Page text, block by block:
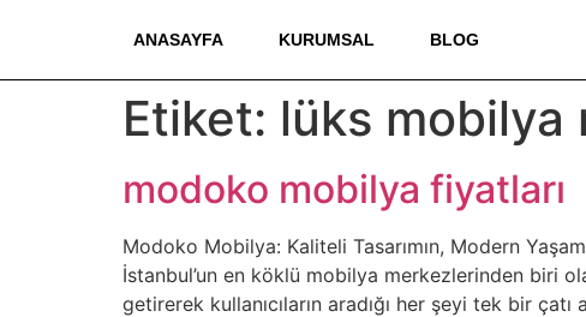
ANASAYFA KURUMSAL BLOG
Etiket: lüks mobilya
modoko mobilya fiyatları
Modoko Mobilya: Kaliteli Tasarımın, Modern
İstanbul’un en köklü mobilya merkezlerinden biri
getirerek kullanıcıların aradığı her şeyi tek bir